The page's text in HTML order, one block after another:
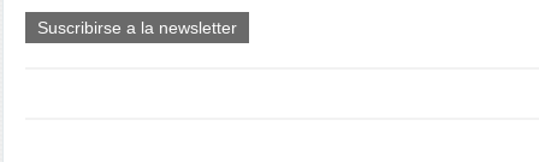
Suscribirse a la newsletter